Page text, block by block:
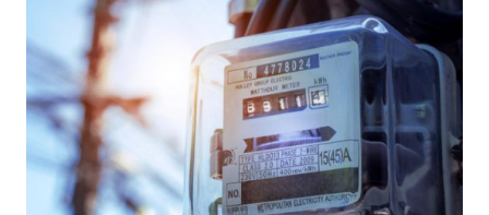
INDEKS
BERITA
KONTAK
KAMI